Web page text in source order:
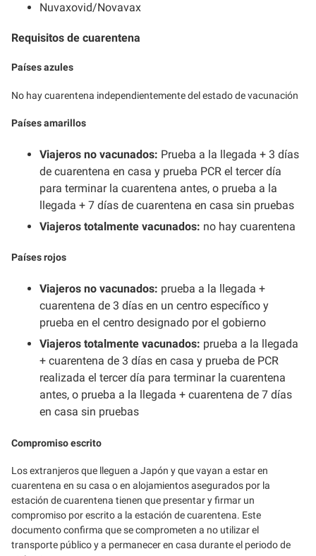
Nuvaxovid/Novavax
Requisitos de cuarentena
Países azules
No hay cuarentena independientemente del estado de vacunación
Países amarillos
Viajeros no vacunados: Prueba a la llegada + 3 días
de cuarentena en casa y prueba PCR el tercer día
para terminar la cuarentena antes, o prueba a la
llegada + 7 días de cuarentena en casa sin pruebas
Viajeros totalmente vacunados: no hay cuarentena
Países rojos
Viajeros no vacunados: prueba a la llegada +
cuarentena de 3 días en un centro específico y
prueba en el centro designado por el gobierno
Viajeros totalmente vacunados: prueba a la llegada
+ cuarentena de 3 días en casa y prueba de PCR
realizada el tercer día para terminar la cuarentena
antes, o prueba a la llegada + cuarentena de 7 días
en casa sin pruebas
Compromiso escrito
Los extranjeros que lleguen a Japón y que vayan a estar en
cuarentena en su casa o en alojamientos asegurados por la
estación de cuarentena tienen que presentar y firmar un
compromiso por escrito a la estación de cuarentena. Este
documento confirma que se comprometen a no utilizar el
transporte público y a permanecer en casa durante el periodo de